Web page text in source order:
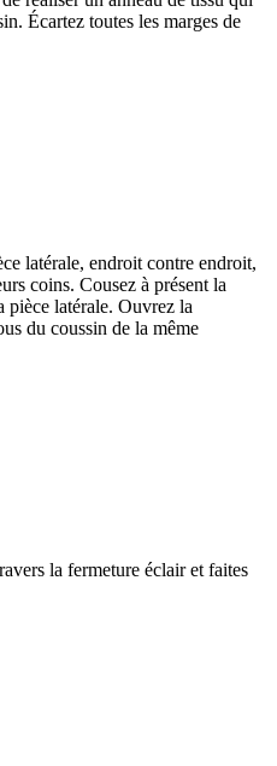
Écartez toutes les marges de
latérale, endroit contre endroit,
coins. Cousez à présent la
pièce latérale. Ouvrez la
du coussin de la même
la fermeture éclair et faites